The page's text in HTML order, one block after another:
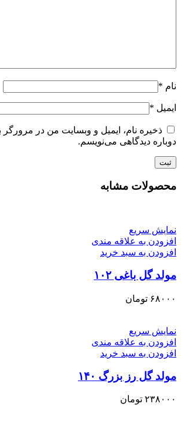
نام *
ایمیل *
ذخیره نام، ایمیل و وبسایت من در مرورگر
دوباره دیدگاهی می‌نویسم.
محصولات مشابه
نمایش سریع
افزودن به علاقه مندی
افزودن به سبد خرید
مولد گل باغی ۱۰۲
۶۸۰۰۰ تومان
نمایش سریع
افزودن به علاقه مندی
افزودن به سبد خرید
مولد گل رز بزرگ ۱۴۰
۲۳۸۰۰۰ تومان